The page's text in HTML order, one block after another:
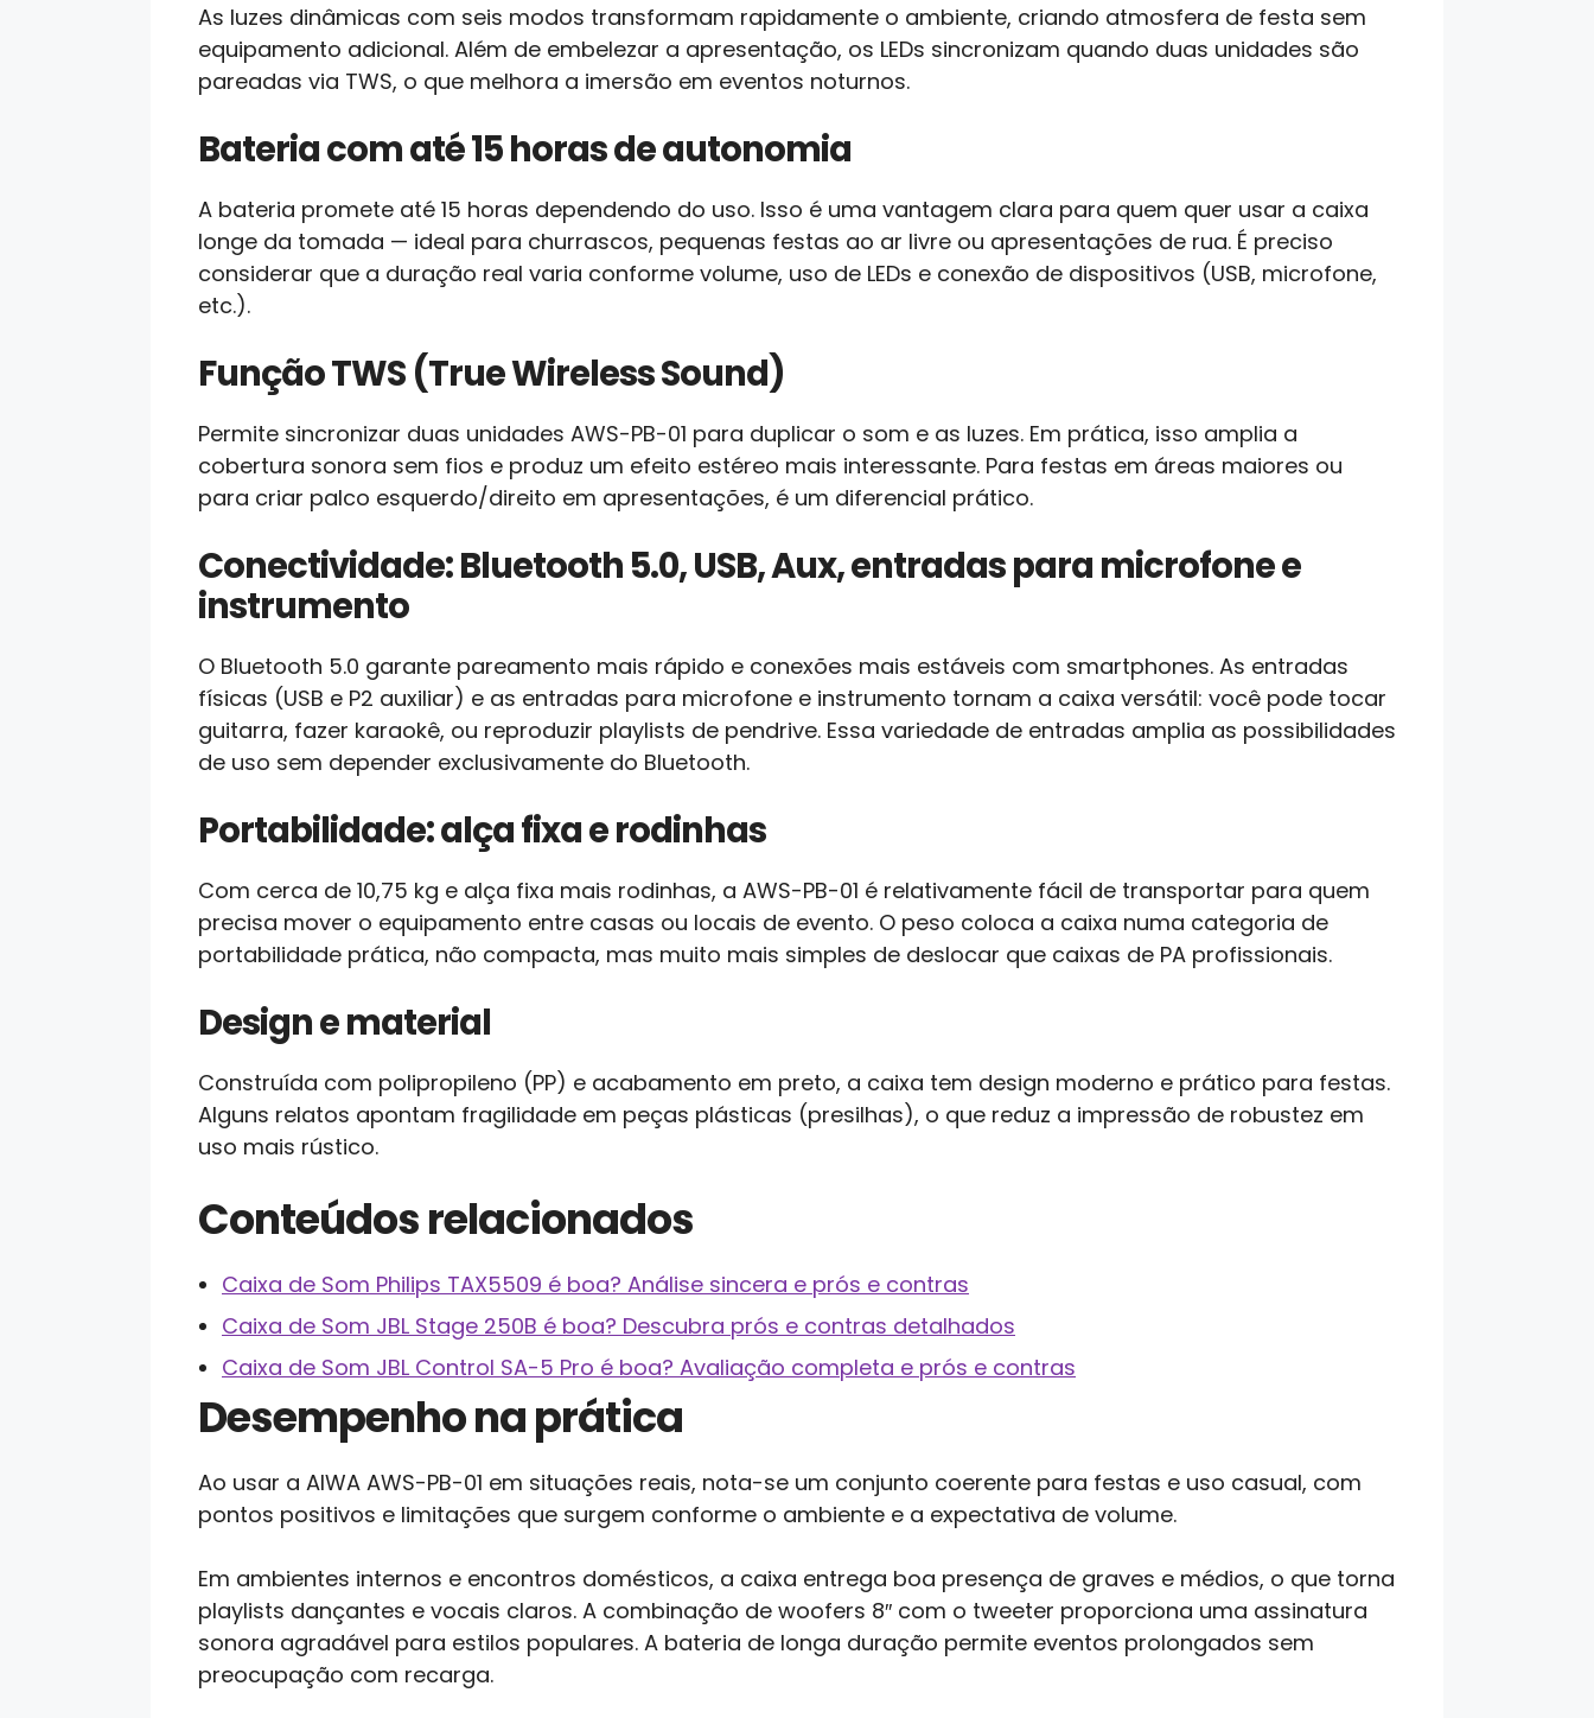
As luzes dinâmicas com seis modos transformam rapidamente o ambiente, criando atmosfera de festa sem
equipamento adicional. Além de embelezar a apresentação, os LEDs sincronizam quando duas unidades são
pareadas via TWS, o que melhora a imersão em eventos noturnos.
Bateria com até 15 horas de autonomia
A bateria promete até 15 horas dependendo do uso. Isso é uma vantagem clara para quem quer usar a caixa
longe da tomada — ideal para churrascos, pequenas festas ao ar livre ou apresentações de rua. É preciso
considerar que a duração real varia conforme volume, uso de LEDs e conexão de dispositivos (USB, microfone,
etc.).
Função TWS (True Wireless Sound)
Permite sincronizar duas unidades AWS-PB-01 para duplicar o som e as luzes. Em prática, isso amplia a
cobertura sonora sem fios e produz um efeito estéreo mais interessante. Para festas em áreas maiores ou
para criar palco esquerdo/direito em apresentações, é um diferencial prático.
Conectividade: Bluetooth 5.0, USB, Aux, entradas para microfone e
instrumento
O Bluetooth 5.0 garante pareamento mais rápido e conexões mais estáveis com smartphones. As entradas
físicas (USB e P2 auxiliar) e as entradas para microfone e instrumento tornam a caixa versátil: você pode tocar
guitarra, fazer karaokê, ou reproduzir playlists de pendrive. Essa variedade de entradas amplia as possibilidades
de uso sem depender exclusivamente do Bluetooth.
Portabilidade: alça fixa e rodinhas
Com cerca de 10,75 kg e alça fixa mais rodinhas, a AWS-PB-01 é relativamente fácil de transportar para quem
precisa mover o equipamento entre casas ou locais de evento. O peso coloca a caixa numa categoria de
portabilidade prática, não compacta, mas muito mais simples de deslocar que caixas de PA profissionais.
Design e material
Construída com polipropileno (PP) e acabamento em preto, a caixa tem design moderno e prático para festas.
Alguns relatos apontam fragilidade em peças plásticas (presilhas), o que reduz a impressão de robustez em
uso mais rústico.
Conteúdos relacionados
Caixa de Som Philips TAX5509 é boa? Análise sincera e prós e contras
Caixa de Som JBL Stage 250B é boa? Descubra prós e contras detalhados
Caixa de Som JBL Control SA-5 Pro é boa? Avaliação completa e prós e contras
Desempenho na prática
Ao usar a AIWA AWS-PB-01 em situações reais, nota-se um conjunto coerente para festas e uso casual, com
pontos positivos e limitações que surgem conforme o ambiente e a expectativa de volume.
Em ambientes internos e encontros domésticos, a caixa entrega boa presença de graves e médios, o que torna
playlists dançantes e vocais claros. A combinação de woofers 8″ com o tweeter proporciona uma assinatura
sonora agradável para estilos populares. A bateria de longa duração permite eventos prolongados sem
preocupação com recarga.